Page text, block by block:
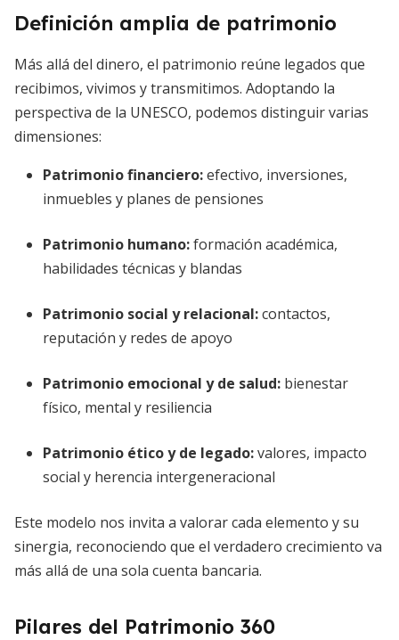
Definición amplia de patrimonio
Más allá del dinero, el patrimonio reúne legados que
recibimos, vivimos y transmitimos. Adoptando la
perspectiva de la UNESCO, podemos distinguir varias
dimensiones:
Patrimonio financiero:efectivo, inversiones,
inmuebles y planes de pensiones
Patrimonio humano:formación académica,
habilidades técnicas y blandas
Patrimonio social y relacional:contactos,
reputación y redes de apoyo
Patrimonio emocional y de salud: bienestar
físico, mental y resiliencia
Patrimonio ético y de legado:valores, impacto
social y herencia intergeneracional
Este modelo nos invita a valorar cada elemento y su
sinergia, reconociendo que el verdadero crecimiento va
más allá de una sola cuenta bancaria.
Pilares del Patrimonio 360